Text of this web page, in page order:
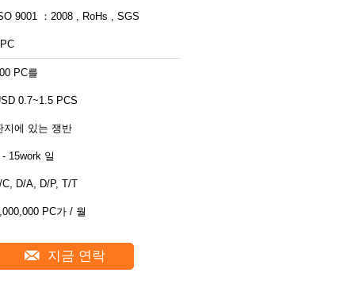
9001 ：2008 , RoHs , SGS
PC를
0.7~1.5 PCS
지에 있는 쟁반
- 15work 일
C, D/A, D/P, T/T
PC가 / 월
지금 연락